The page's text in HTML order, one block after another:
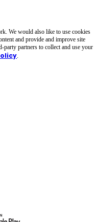
We would also like to use cookies
and provide and improve site
partners to collect and use your
.